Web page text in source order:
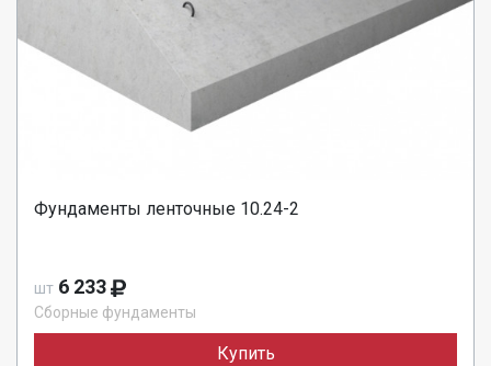
Фундаменты ленточные 10.24-2
шт 6 233
Сборные фундаменты
Купить